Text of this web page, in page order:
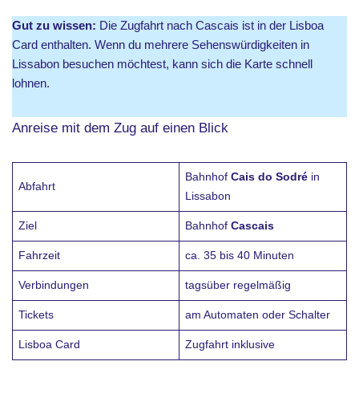
Gut zu wissen: Die Zugfahrt nach Cascais ist in der Lisboa
Card enthalten. Wenn du mehrere Sehenswürdigkeiten in
Lissabon besuchen möchtest, kann sich die Karte schnell
lohnen.
Anreise mit dem Zug auf einen Blick
Abfahrt
Bahnhof Cais do Sodréin
Lissabon
Ziel Bahnhof Cascais
Fahrzeit ca. 35 bis 40 Minuten
Verbindungen tagsüber regelmäßig
Tickets am Automaten oder Schalter
Lisboa Card Zugfahrt inklusive